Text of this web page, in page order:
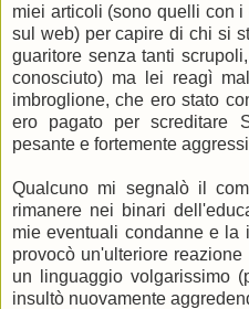
miei articoli (sono quelli con
sul web) per capire di chi si
guaritore senza tanti
conosciuto) ma lei reagì
imbroglione, che ero stato
ero pagato per screditare
pesante e fortemente
Qualcuno mi segnalò il
rimanere nei binari
mie eventuali condanne e la
provocò un'ulteriore
un linguaggio volgarissimo
insultò nuovamente